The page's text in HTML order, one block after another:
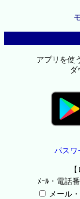
アプリを使
ダ
パスワ
ﾒｰﾙ・電話
メール